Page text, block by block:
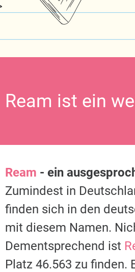
Ream ist ein
Ream - ein
Zumindest in
finden sich in den
mit diesem Namen.
Dementsprechend ist
Platz 46.563 zu finden.